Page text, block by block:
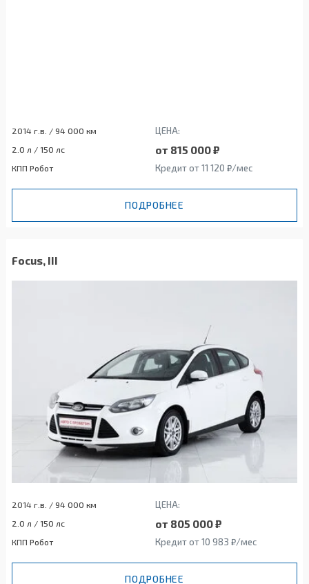
2014 г.в. / 94 000 км ЦЕНА:
2.0 л / 150 лс от 815 000 ₽
КПП Робот Кредит от 11 120 ₽/мес
ПОДРОБНЕЕ
Focus, III
2014 г.в. / 94 000 км ЦЕНА:
2.0 л / 150 лс от 805 000 ₽
КПП Робот Кредит от 10 983 ₽/мес
ПОДРОБНЕЕ